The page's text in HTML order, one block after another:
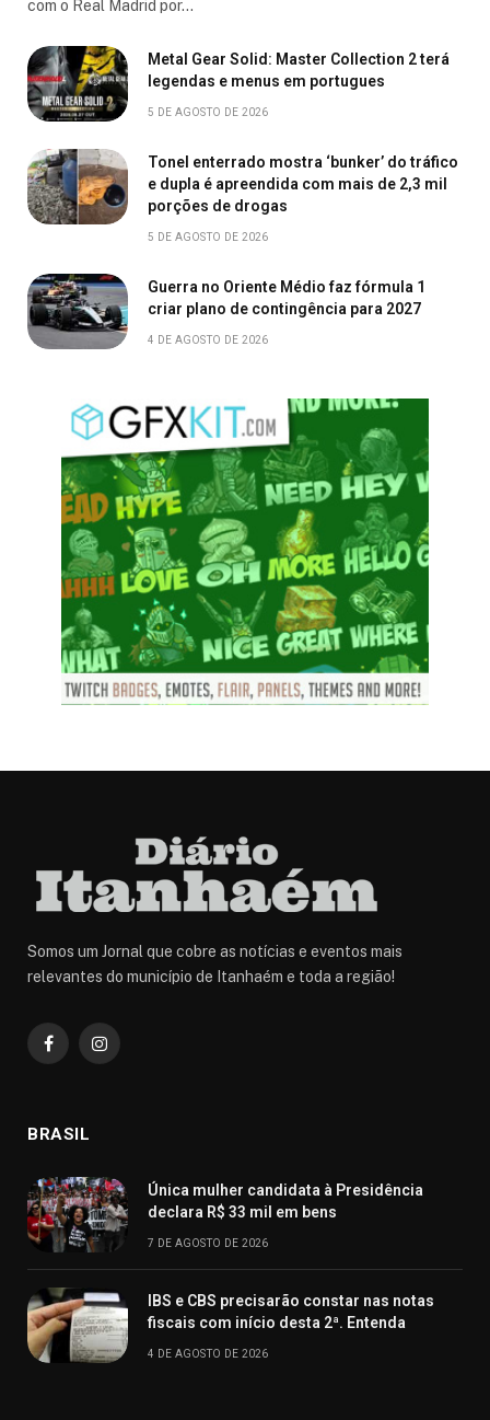
com o Real Madrid por…
Metal Gear Solid: Master Collection 2 terá
legendas e menus em portugues
5 DE AGOSTO DE 2026
Tonel enterrado mostra ‘bunker’ do tráfico
e dupla é apreendida com mais de 2,3 mil
porções de drogas
5 DE AGOSTO DE 2026
Guerra no Oriente Médio faz fórmula 1
criar plano de contingência para 2027
4 DE AGOSTO DE 2026
Somos um Jornal que cobre as notícias e eventos mais
relevantes do município de Itanhaém e toda a região!
FacebookInstagram
BRASIL
Única mulher candidata à Presidência
declara R$ 33 mil em bens
7 DE AGOSTO DE 2026
IBS e CBS precisarão constar nas notas
fiscais com início desta 2ª. Entenda
4 DE AGOSTO DE 2026